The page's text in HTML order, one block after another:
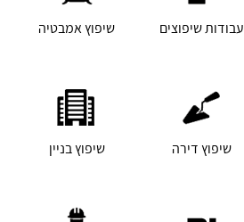
עבודות שיפוצים שיפוץ אמבטיה
שיפוץ דירה שיפוץ בניין